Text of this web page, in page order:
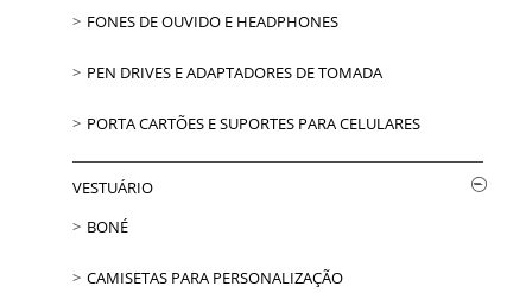
FONES DE OUVIDO E HEADPHONES
PEN DRIVES E ADAPTADORES DE TOMADA
PORTA CARTÕES E SUPORTES PARA CELULARES
VESTUÁRIO
BONÉ
CAMISETAS PARA PERSONALIZAÇÃO